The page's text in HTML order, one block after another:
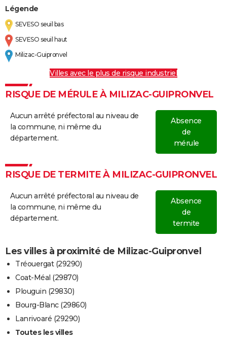
Légende
SEVESO seuil bas
SEVESO seuil haut
Milizac-Guipronvel
Villes avec le plus de risque industriel
RISQUE DE MÉRULE À MILIZAC-GUIPRONVEL
Aucun arrêté préfectoral au niveau de
la commune, ni même du
département.
Absence
de
mérule
RISQUE DE TERMITE À MILIZAC-GUIPRONVEL
Aucun arrêté préfectoral au niveau de
la commune, ni même du
département.
Absence
de
termite
Les villes à proximité de Milizac-Guipronvel
Tréouergat (29290)
Coat-Méal (29870)
Plouguin (29830)
Bourg-Blanc (29860)
Lanrivoaré (29290)
Toutes les villes